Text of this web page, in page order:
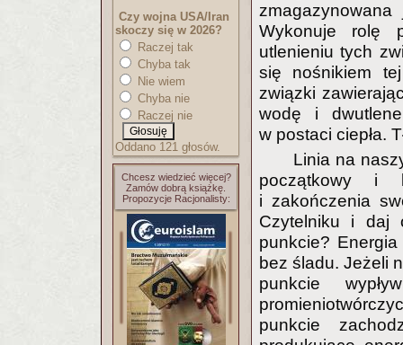
Czy wojna USA/Iran
skoczy się w 2026?
Raczej tak
Chyba tak
Nie wiem
Chyba nie
Raczej nie
Oddano 121 głosów.
Chcesz wiedzieć więcej?
Zamów dobrą książkę.
Propozycje Racjonalisty:
Wykonuje rolę
utlenieniu tych
się nośnikiem
związki
wodę i
w postaci ciepła.
Linia na
początkowy i
i zakończenia
Czytelniku i daj
punkcie?
bez śladu. Jeżeli
punkcie
punkcie